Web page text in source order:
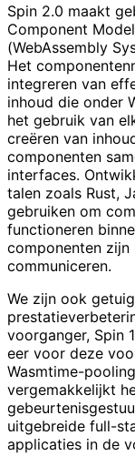
Spin 2.0 maakt
Component
(WebAssembly
Het
integreren van
inhoud die onder
het gebruik van
creëren van
componenten
interfaces.
talen zoals Rust,
gebruiken om
functioneren
componenten
communiceren.
We zijn ook
voorganger, Spin
eer voor deze
Wasmtime-
vergemakkelijkt
uitgebreide full-
applicaties in de